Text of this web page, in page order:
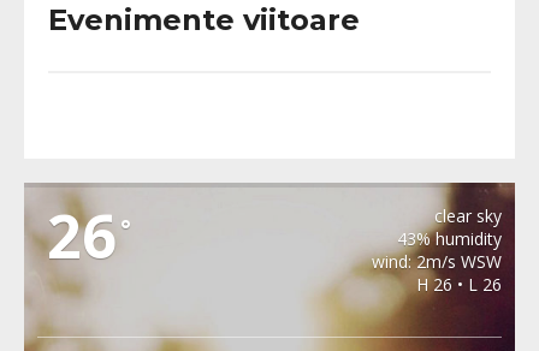
Evenimente viitoare
26°
clear sky
43% humidity
wind: 2m/s WSW
H 26 • L 26